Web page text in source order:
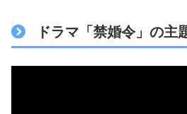
ドラマ「禁婚令」の主